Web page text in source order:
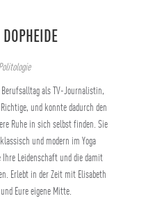
als TV-Journalistin,
und konnte dadurch den
Ruhe in sich selbst finden. Sie
und modern im Yoga
Ihre Leidenschaft und die damit
Erlebt in der Zeit mit Elisabeth
Eure eigene Mitte.